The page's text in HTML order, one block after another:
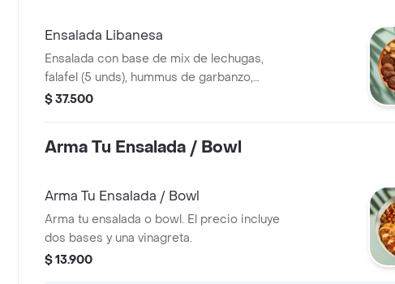
Ensalada Libanesa
Ensalada con base de mix de lechugas,
falafel (5 unds), hummus de garbanzo,
queso feta, tomate cherry, pepino,
$ 37.500
Arma Tu Ensalada / Bowl
Arma Tu Ensalada / Bowl
Arma tu ensalada o bowl. El precio incluye
dos bases y una vinagreta.
$ 13.900